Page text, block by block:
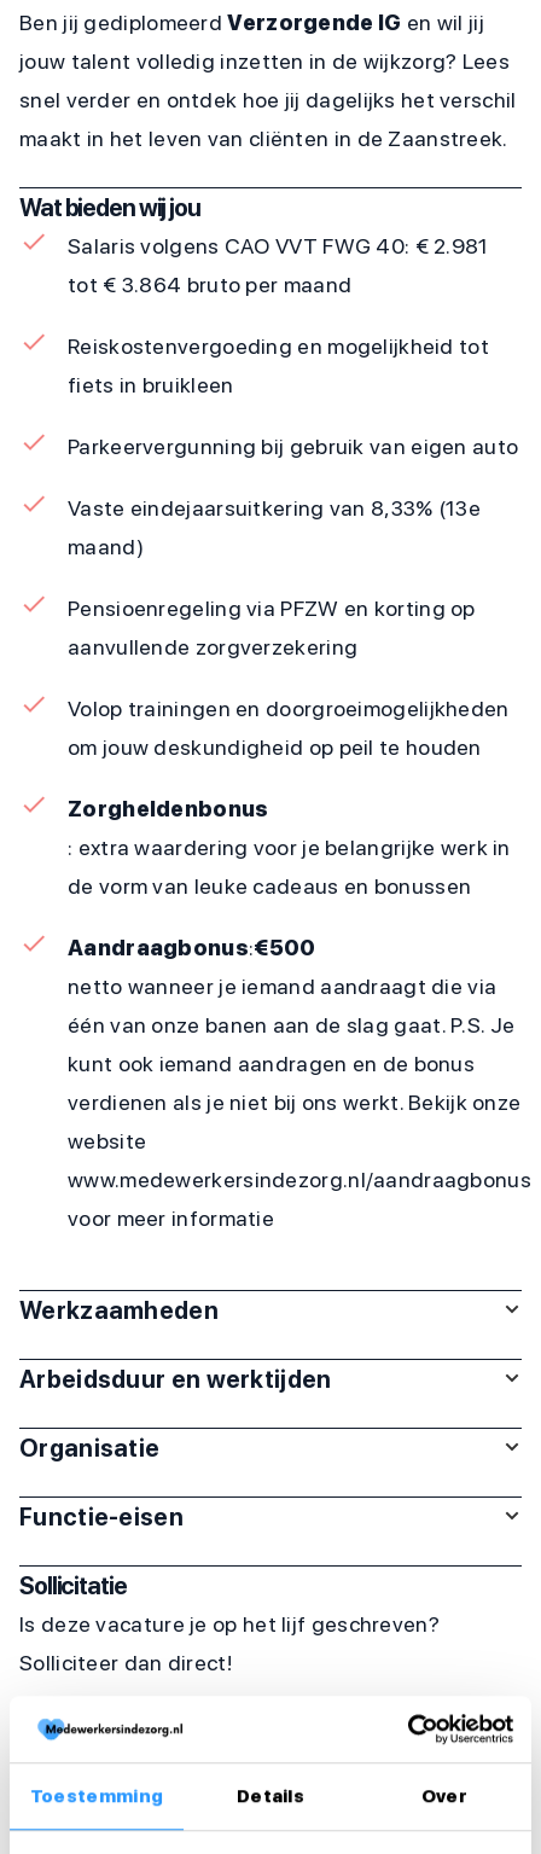
Toestemming Details Over
Ben jij gediplomeerdVerzorgende IG en wil jij
jouw talent volledig inzetten in de wijkzorg? Lees
snel verder en ontdek hoe jij dagelijks het verschil
maakt in het leven van cliënten in de Zaanstreek.
Wat bieden wij jou
Salaris volgens CAO VVT FWG 40: € 2.981
tot € 3.864 bruto per maand
Reiskostenvergoeding en mogelijkheid tot
fiets in bruikleen
Parkeervergunning bij gebruik van eigen auto
Vaste eindejaarsuitkering van 8,33% (13e
maand)
Pensioenregeling via PFZW en korting op
aanvullende zorgverzekering
Volop trainingen en doorgroeimogelijkheden
om jouw deskundigheid op peil te houden
Zorgheldenbonus
: extra waardering voor je belangrijke werk in
de vorm van leuke cadeaus en bonussen
Aandraagbonus:€500
netto wanneer je iemand aandraagt die via
één van onze banen aan de slag gaat. P.S. Je
kunt ook iemand aandragen en de bonus
verdienen als je niet bij ons werkt. Bekijk onze
website
www.medewerkersindezorg.nl/aandraagbonus
voor meer informatie
Werkzaamheden
Arbeidsduur en werktijden
Organisatie
Functie-eisen
Sollicitatie
Is deze vacature je op het lijf geschreven?
Solliciteer dan direct!
Solliciteer direct
Solliciteer binnen 1 minuut